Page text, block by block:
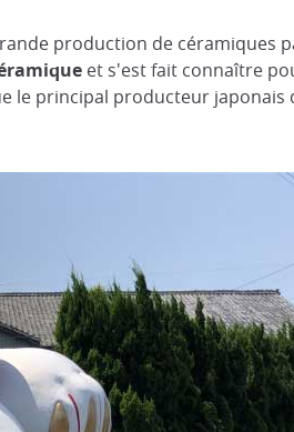
production de céramiques
et s'est fait connaître
le principal producteur japonais